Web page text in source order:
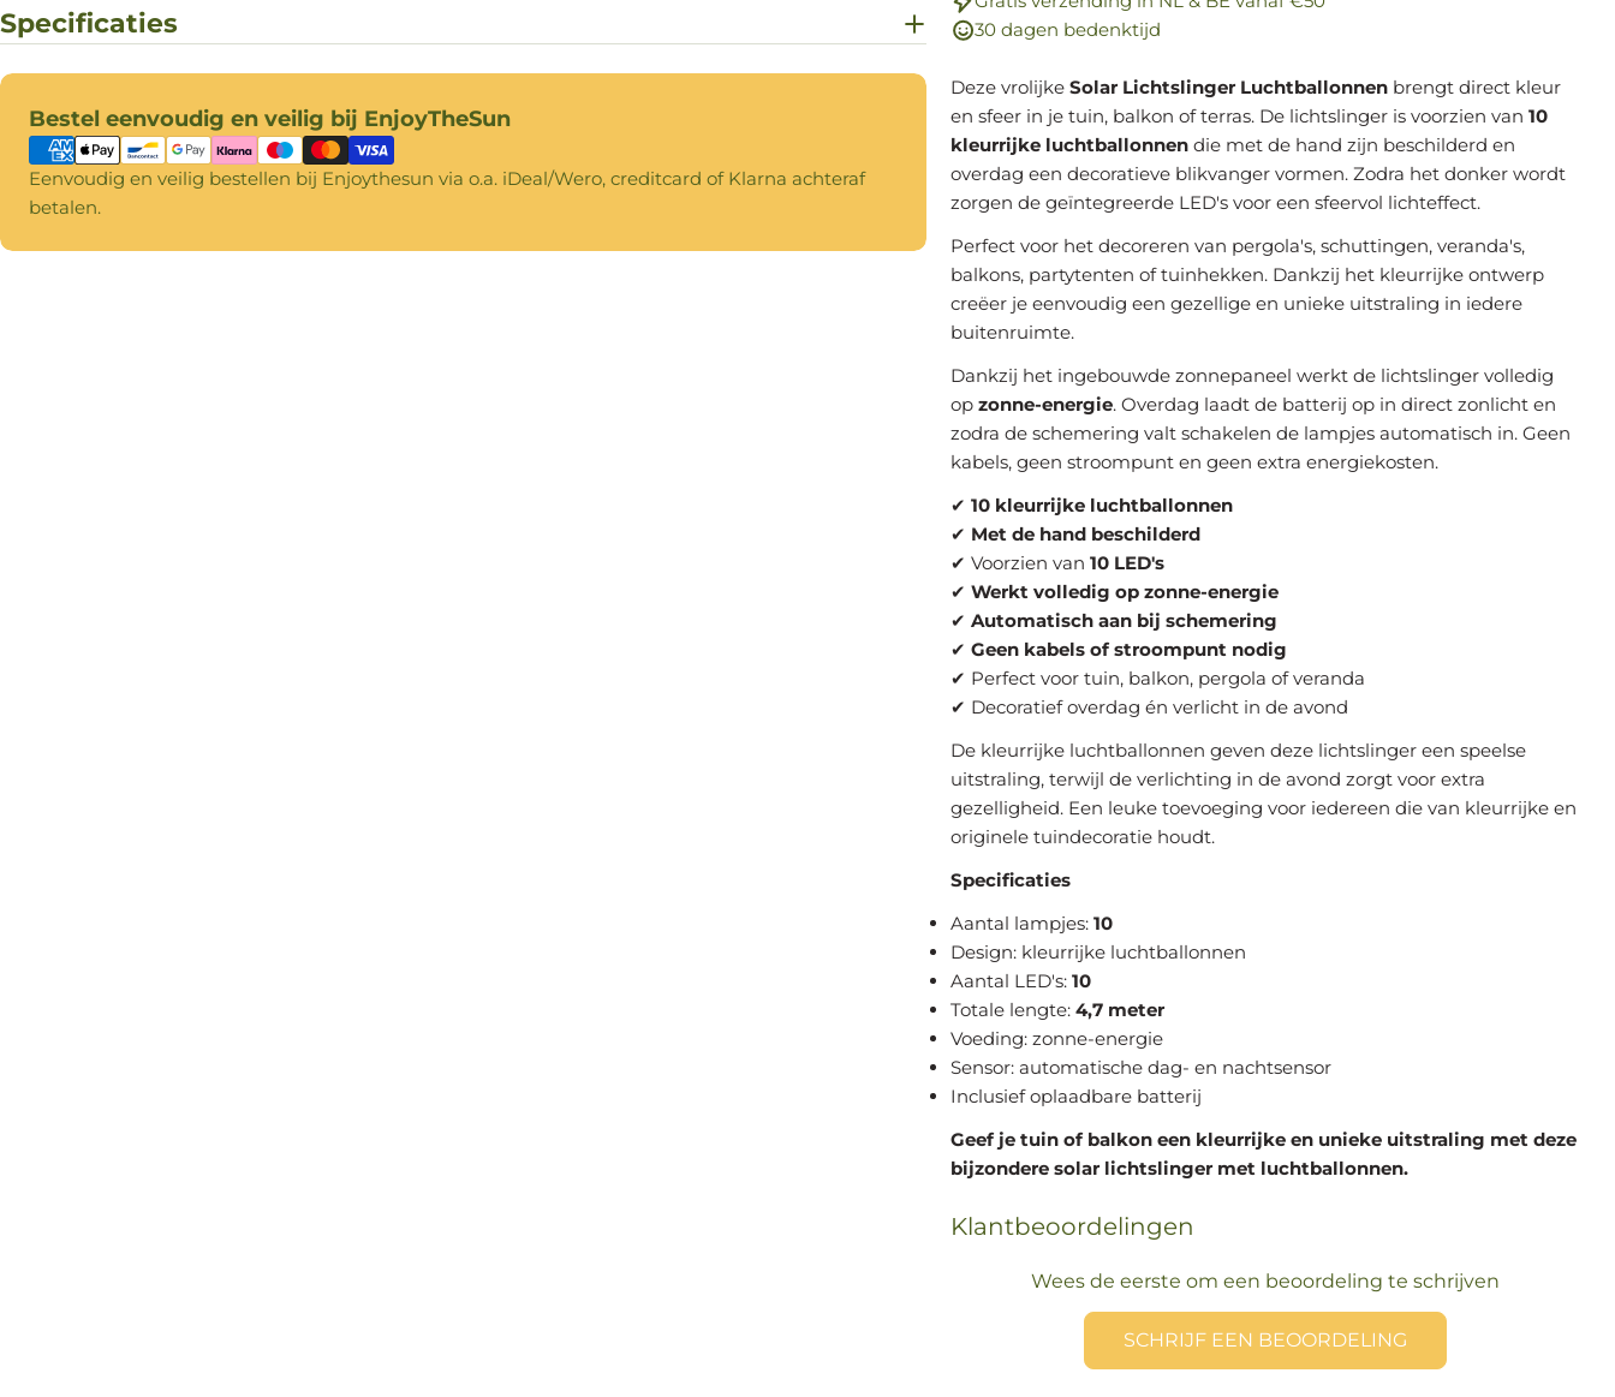
Specificaties
Bestel eenvoudig en veilig bij EnjoyTheSun
Betaalmethoden
Eenvoudig en veilig bestellen bij Enjoythesun via o.a. iDeal/Wero, creditcard of Klarna achteraf
betalen.
30 dagen bedenktijd
Deze vrolijkeSolar Lichtslinger Luchtballonnen brengt direct kleur
en sfeer in je tuin, balkon of terras. De lichtslinger is voorzien van10
kleurrijke luchtballonnen die met de hand zijn beschilderd en
overdag een decoratieve blikvanger vormen. Zodra het donker wordt
zorgen de geïntegreerde LED's voor een sfeervol lichteffect.
Perfect voor het decoreren van pergola's, schuttingen, veranda's,
balkons, partytenten of tuinhekken. Dankzij het kleurrijke ontwerp
creëer je eenvoudig een gezellige en unieke uitstraling in iedere
buitenruimte.
Dankzij het ingebouwde zonnepaneel werkt de lichtslinger volledig
opzonne-energie. Overdag laadt de batterij op in direct zonlicht en
zodra de schemering valt schakelen de lampjes automatisch in. Geen
kabels, geen stroompunt en geen extra energiekosten.
✔10 kleurrijke luchtballonnen
✔ Met de hand beschilderd
✔ Voorzien van10 LED's
✔Werkt volledig op zonne-energie
✔Automatisch aan bij schemering
✔Geen kabels of stroompunt nodig
✔ Perfect voor tuin, balkon, pergola of veranda
✔ Decoratief overdag én verlicht in de avond
De kleurrijke luchtballonnen geven deze lichtslinger een speelse
uitstraling, terwijl de verlichting in de avond zorgt voor extra
gezelligheid. Een leuke toevoeging voor iedereen die van kleurrijke en
originele tuindecoratie houdt.
Specificaties
Aantal lampjes:10
Design: kleurrijke luchtballonnen
Aantal LED's:10
Totale lengte:4,7 meter
Voeding: zonne-energie
Sensor: automatische dag- en nachtsensor
Inclusief oplaadbare batterij
Geef je tuin of balkon een kleurrijke en unieke uitstraling met deze
bijzondere solar lichtslinger met luchtballonnen.
Klantbeoordelingen
Wees de eerste om een beoordeling te schrijven
SCHRIJF EEN BEOORDELING